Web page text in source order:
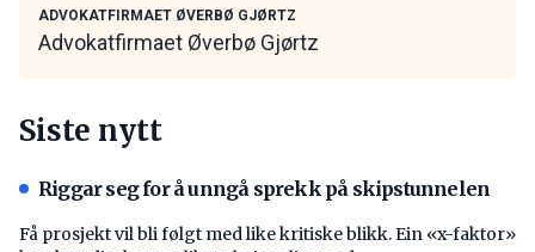
ADVOKATFIRMAET ØVERBØ GJØRTZ
Advokatfirmaet Øverbø Gjørtz
Siste nytt
Riggar seg for å unngå sprekk på skipstunnelen
Få prosjekt vil bli følgt med like kritiske blikk. Ein «x-faktor»